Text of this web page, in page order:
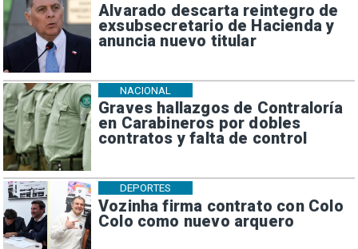
Alvarado descarta reintegro de
exsubsecretario de Hacienda y
anuncia nuevo titular
Graves hallazgos de Contraloría
en Carabineros por dobles
contratos y falta de control
NACIONAL
Vozinha firma contrato con Colo
Colo como nuevo arquero
DEPORTES